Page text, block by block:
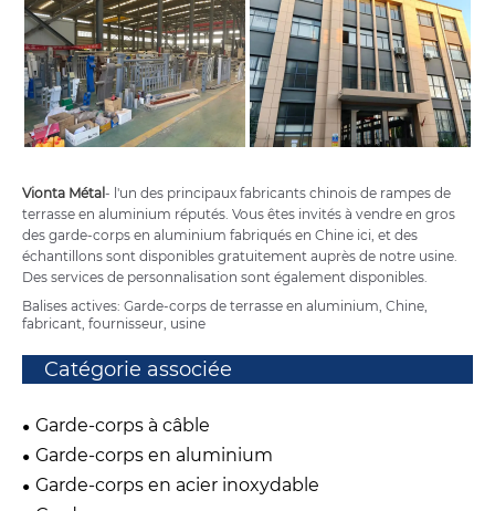
Vionta Métal - l'un des principaux fabricants chinois de rampes de
terrasse en aluminium réputés. Vous êtes invités à vendre en gros
des garde-corps en aluminium fabriqués en Chine ici, et des
échantillons sont disponibles gratuitement auprès de notre usine.
Des services de personnalisation sont également disponibles.
Balises actives: Garde-corps de terrasse en aluminium, Chine,
fabricant, fournisseur, usine
Catégorie associée
Garde-corps à câble
Garde-corps en aluminium
Garde-corps en acier inoxydable